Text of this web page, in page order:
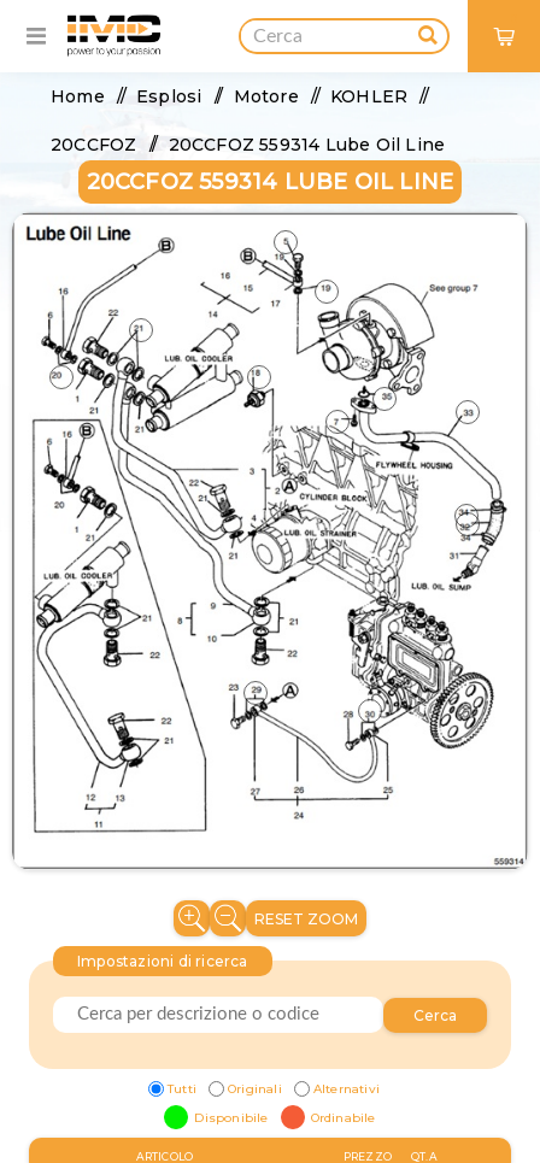
Home / Esplosi / Motore / KOHLER /
20CCFOZ / 20CCFOZ 559314 Lube Oil Line
20CCFOZ 559314 LUBE OIL LINE
RESET ZOOM
Cerca
Impostazioni di ricerca
Tutti Originali
Alternativi
Disponibile
Ordinabile
ARTICOLO PREZZO QT.A